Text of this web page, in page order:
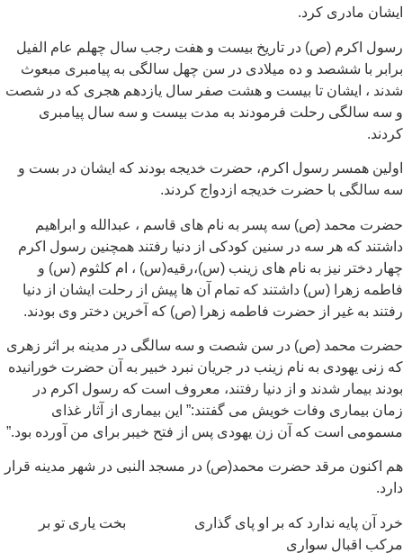
ایشان مادری کرد.
رسول اکرم (ص) در تاریخ بیست و هفت رجب سال چهلم عام الفیل
برابر با ششصد و ده میلادی در سن چهل سالگی به پیامبری مبعوث
شدند ، ایشان تا بیست و هشت صفر سال یازدهم هجری که در شصت
و سه سالگی رحلت فرمودند به مدت بیست و سه سال پیامبری
کردند.
اولین همسر رسول اکرم، حضرت خدیجه بودند که ایشان در بست و
سه سالگی با حضرت خدیجه ازدواج کردند.
حضرت محمد (ص) سه پسر به نام های قاسم ، عبدالله و ابراهیم
داشتند که هر سه در سنین کودکی از دنیا رفتند همچنین رسول اکرم
چهار دختر نیز به نام های زینب (س)،رقیه(س) ، ام کلثوم (س) و
فاطمه زهرا (س) داشتند که تمام آن ها پیش از رحلت ایشان از دنیا
رفتند به غیر از حضرت فاطمه زهرا (ص) که آخرین دختر وی بودند.
حضرت محمد (ص) در سن شصت و سه سالگی در مدینه بر اثر زهری
که زنی یهودی به نام زینب در جریان نبرد خبیر به آن حضرت خورانیده
بودند بیمار شدند و از دنیا رفتند، معروف است که رسول اکرم در
زمان بیماری وفات خویش می گفتند:” این بیماری از آثار غذای
مسمومی است که آن زن یهودی پس از فتح خیبر برای من آورده بود.”
هم اکنون مرقد حضرت محمد(ص) در مسجد النبی در شهر مدینه قرار
دارد.
خرد آن پایه ندارد که بر او پای گذاری بخت یاری تو بر
مرکب اقبال سواری